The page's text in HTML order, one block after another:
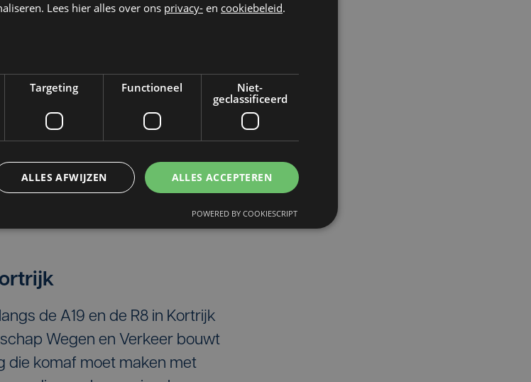
en rechteroever in
aan de bouw van een
overvloeien in het
aan de Belgische kust.
de A19 en de R8 in Kortrijk
Wegen en Verkeer bouwt
die komaf moet maken met
Lees hier alles over ons privacy- en cookiebeleid.
Targeting Functioneel
Niet-
geclassificeerd
ALLES ACCEPTEREN
ALLES AFWIJZEN
POWERED BY COOKIESCRIPT